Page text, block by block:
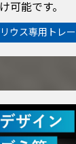
可能です。
ウス専用トレー